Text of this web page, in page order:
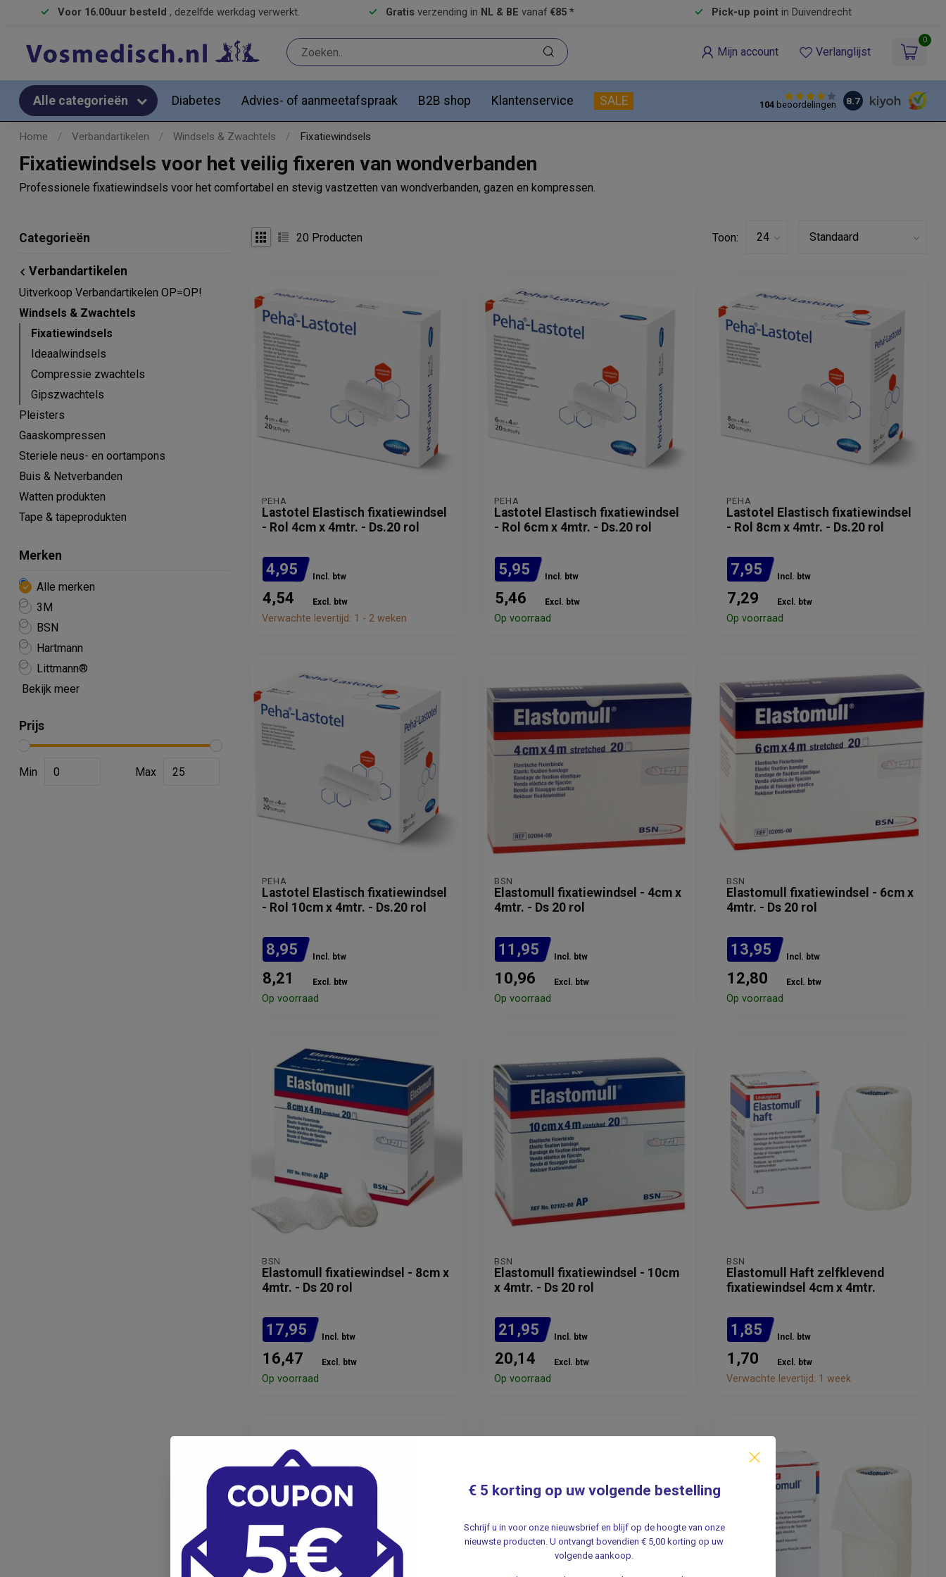
Voor 16.00uur besteld , dezelfde werkdag verwerkt. Gratis verzending in NL & BE vanaf €85 * Pick-up pointin Duivendrecht
Mijn account Verlanglijst
0
Alle categorieën Diabetes Advies- of aanmeetafspraak B2B shop Klantenservice SALE 104beoordelingen 8.7
Home / Verbandartikelen / Windsels & Zwachtels / Fixatiewindsels
Fixatiewindsels voor het veilig fixeren van wondverbanden
Professionele fixatiewindsels voor het comfortabel en stevig vastzetten van wondverbanden, gazen en kompressen.
Categorieën
Verbandartikelen
Uitverkoop Verbandartikelen OP=OP!
Windsels & Zwachtels
Fixatiewindsels
Ideaalwindsels
Compressie zwachtels
Gipszwachtels
Pleisters
Gaaskompressen
Steriele neus- en oortampons
Buis & Netverbanden
Watten produkten
Tape & tapeprodukten
Merken
Alle merken
3M
BSN
Hartmann
Littmann®
Bekijk meer
Prijs
Min Max
20 Producten Toon:
PEHA
Lastotel Elastisch fixatiewindsel
- Rol 4cm x 4mtr. - Ds.20 rol
4,95 Incl. btw
4,54 Excl. btw
Verwachte levertijd: 1 - 2 weken
PEHA
Lastotel Elastisch fixatiewindsel
- Rol 6cm x 4mtr. - Ds.20 rol
5,95 Incl. btw
5,46 Excl. btw
Op voorraad
PEHA
Lastotel Elastisch fixatiewindsel
- Rol 8cm x 4mtr. - Ds.20 rol
7,95 Incl. btw
7,29 Excl. btw
Op voorraad
PEHA
Lastotel Elastisch fixatiewindsel
- Rol 10cm x 4mtr. - Ds.20 rol
8,95 Incl. btw
8,21 Excl. btw
Op voorraad
BSN
Elastomull fixatiewindsel - 4cm x
4mtr. - Ds 20 rol
11,95 Incl. btw
10,96 Excl. btw
Op voorraad
BSN
Elastomull fixatiewindsel - 6cm x
4mtr. - Ds 20 rol
13,95 Incl. btw
12,80 Excl. btw
Op voorraad
BSN
Elastomull fixatiewindsel - 8cm x
4mtr. - Ds 20 rol
17,95 Incl. btw
16,47 Excl. btw
Op voorraad
BSN
Elastomull fixatiewindsel - 10cm
x 4mtr. - Ds 20 rol
21,95 Incl. btw
20,14 Excl. btw
Op voorraad
BSN
Elastomull Haft zelfklevend
fixatiewindsel 4cm x 4mtr.
1,85 Incl. btw
1,70 Excl. btw
Verwachte levertijd: 1 week
€ 5 korting op uw volgende bestelling
Schrijf u in voor onze nieuwsbrief en blijf op de hoogte van onze
nieuwste producten. U ontvangt bovendien € 5,00 korting op uw
volgende aankoop.